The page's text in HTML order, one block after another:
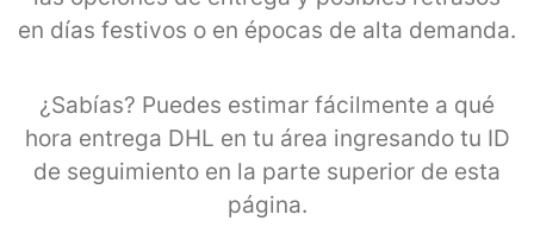
en días festivos o en épocas de alta demanda.
¿Sabías? Puedes estimar fácilmente a qué
hora entrega DHL en tu área ingresando tu ID
de seguimiento en la parte superior de esta
página.